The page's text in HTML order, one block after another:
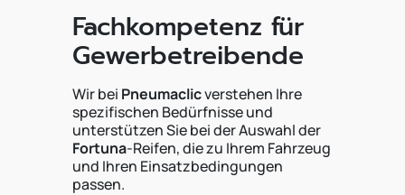
Fachkompetenz für
Gewerbetreibende
Wir bei Pneumaclicverstehen Ihre
spezifischen Bedürfnisse und
unterstützen Sie bei der Auswahl der
Fortuna-Reifen, die zu Ihrem Fahrzeug
und Ihren Einsatzbedingungen
passen.